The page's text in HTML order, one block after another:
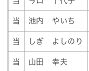
当 池内 やいち
当 しぎ よしのり
当 山田 幸夫